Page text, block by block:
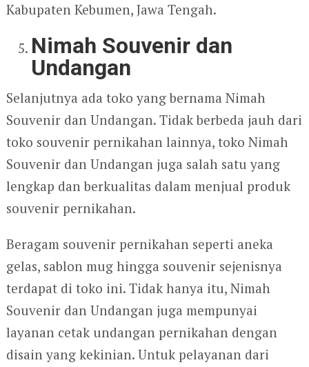
Kabupaten Kebumen, Jawa Tengah.
Nimah Souvenir dan
Undangan
Selanjutnya ada toko yang bernama Nimah
Souvenir dan Undangan. Tidak berbeda jauh dari
toko souvenir pernikahan lainnya, toko Nimah
Souvenir dan Undangan juga salah satu yang
lengkap dan berkualitas dalam menjual produk
souvenir pernikahan.
Beragam souvenir pernikahan seperti aneka
gelas, sablon mug hingga souvenir sejenisnya
terdapat di toko ini. Tidak hanya itu, Nimah
Souvenir dan Undangan juga mempunyai
layanan cetak undangan pernikahan dengan
disain yang kekinian. Untuk pelayanan dari